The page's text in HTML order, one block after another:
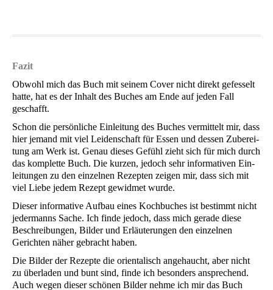
Fazit
Obwohl mich das Buch mit sei­nem Cover nicht direkt gefes­selt
hat­te, hat es der Inhalt des Buches am Ende auf jeden Fall
geschafft.
Schon die per­sön­li­che Ein­lei­tung des Buches ver­mit­telt mir, dass
hier jemand mit viel Lei­den­schaft für Essen und des­sen Zube­rei­
tung am Werk ist. Genau die­ses Gefühl zieht sich für mich durch
das kom­plet­te Buch. Die kur­zen, jedoch sehr infor­ma­ti­ven Ein­
lei­tun­gen zu den ein­zel­nen Rezep­ten zei­gen mir, dass sich mit
viel Lie­be jedem Rezept gewid­met wurde.
Die­ser infor­ma­ti­ve Auf­bau eines Koch­bu­ches ist bestimmt nicht
jeder­manns Sache. Ich fin­de jedoch, dass mich gera­de die­se
Beschrei­bun­gen, Bil­der und Erläu­te­run­gen den ein­zel­nen
Gerich­ten näher gebracht haben.
Die Bil­der der Rezep­te die ori­en­ta­lisch ange­haucht, aber nicht
zu über­la­den und bunt sind, fin­de ich beson­ders anspre­chend.
Auch wegen die­ser schö­nen Bil­der neh­me ich mir das Buch